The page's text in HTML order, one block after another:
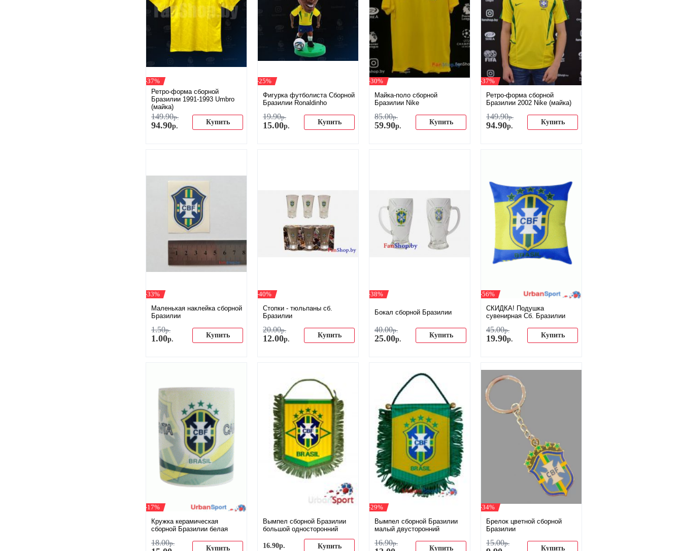
-37%
Ретро-форма сборной
Бразилии 1991-1993 Umbro
(майка)
149.90р.
94.90р. Купить
-25%
Фигурка футболиста Сборной
Бразилии Ronaldinho
19.90р.
15.00р. Купить
-30%
Майка-поло сборной
Бразилии Nike
85.00р.
59.90р. Купить
-37%
Ретро-форма сборной
Бразилии 2002 Nike (майка)
149.90р.
94.90р. Купить
-33%
Маленькая наклейка сборной
Бразилии
1.50р.
1.00р. Купить
-40%
Стопки - тюльпаны сб.
Бразилии
20.00р.
12.00р. Купить
-38%
Бокал сборной Бразилии
40.00р.
25.00р. Купить
-56%
СКИДКА! Подушка
сувенирная Сб. Бразилии
45.00р.
19.90р. Купить
-17%
Кружка керамическая
сборной Бразилии белая
18.00р.
Купить
Вымпел сборной Бразилии
большой односторонний
16.90р. Купить
-29%
Вымпел сборной Бразилии
малый двусторонний
16.90р.
Купить
-34%
Брелок цветной сборной
Бразилии
15.00р.
Купить